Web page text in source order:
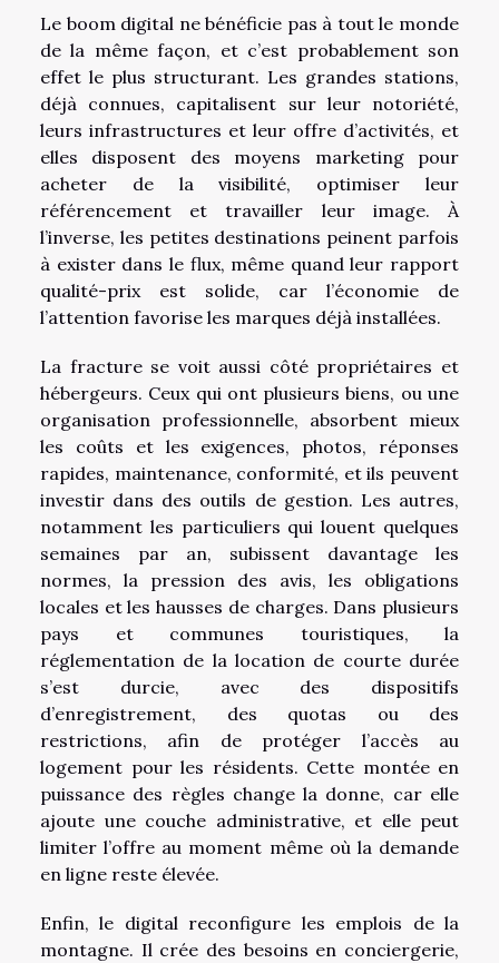
Le boom digital ne bénéficie pas à tout le monde
de la même façon, et c’est probablement son
effet le plus structurant. Les grandes stations,
déjà connues, capitalisent sur leur notoriété,
leurs infrastructures et leur offre d’activités, et
elles disposent des moyens marketing pour
acheter de la visibilité, optimiser leur
référencement et travailler leur image. À
l’inverse, les petites destinations peinent parfois
à exister dans le flux, même quand leur rapport
qualité-prix est solide, car l’économie de
l’attention favorise les marques déjà installées.
La fracture se voit aussi côté propriétaires et
hébergeurs. Ceux qui ont plusieurs biens, ou une
organisation professionnelle, absorbent mieux
les coûts et les exigences, photos, réponses
rapides, maintenance, conformité, et ils peuvent
investir dans des outils de gestion. Les autres,
notamment les particuliers qui louent quelques
semaines par an, subissent davantage les
normes, la pression des avis, les obligations
locales et les hausses de charges. Dans plusieurs
pays et communes touristiques, la
réglementation de la location de courte durée
s’est durcie, avec des dispositifs
d’enregistrement, des quotas ou des
restrictions, afin de protéger l’accès au
logement pour les résidents. Cette montée en
puissance des règles change la donne, car elle
ajoute une couche administrative, et elle peut
limiter l’offre au moment même où la demande
en ligne reste élevée.
Enfin, le digital reconfigure les emplois de la
montagne. Il crée des besoins en conciergerie,